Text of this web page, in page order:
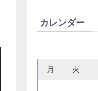
カレンダー
月 火